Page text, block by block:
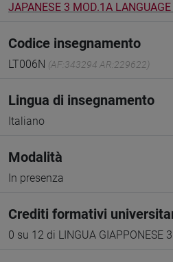
JAPANESE 3 MOD.1A
Codice insegnamento
LT006N (AF:343294 AR:229622)
Lingua di insegnamento
Italiano
Modalità
In presenza
Crediti formativi
0 su 12 di LINGUA GIAPPONESE